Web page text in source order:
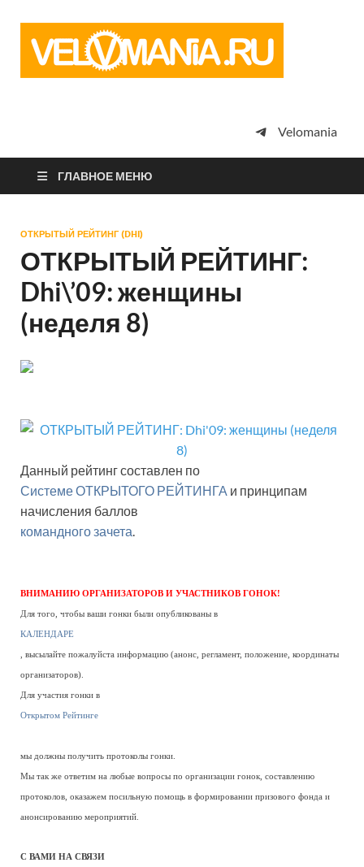
просто
Velomania
ГЛАВНОЕ МЕНЮ
ОТКРЫТЫЙ РЕЙТИНГ (DHI)
ОТКРЫТЫЙ РЕЙТИНГ:
Dhi\’09: женщины
(неделя 8)
Данный рейтинг составлен по
Системе ОТКРЫТОГО РЕЙТИНГА и принципам
начисления баллов
командного зачета.
ВНИМАНИЮ ОРГАНИЗАТОРОВ И УЧАСТНИКОВ ГОНОК!
Для того, чтобы ваши гонки были опубликованы в
КАЛЕНДАРЕ
, высылайте пожалуйста информацию (анонс, регламент, положение, координаты
организаторов).
Для участия гонки в
Открытом Рейтинге
мы должны получить протоколы гонки.
Мы так же ответим на любые вопросы по организации гонок, составлению
протоколов, оказажем посильную помощь в формировании призового фонда и
анонсированию мероприятий.
С ВАМИ НА СВЯЗИ